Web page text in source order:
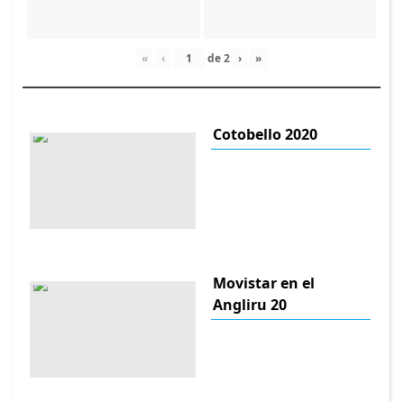
« ‹ de2 › »
Cotobello 2020
Movistar en el
Angliru 20